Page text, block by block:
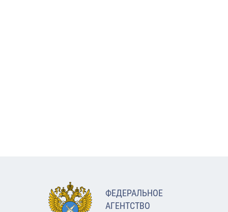
ФЕДЕРАЛЬНОЕ
АГЕНТСТВО